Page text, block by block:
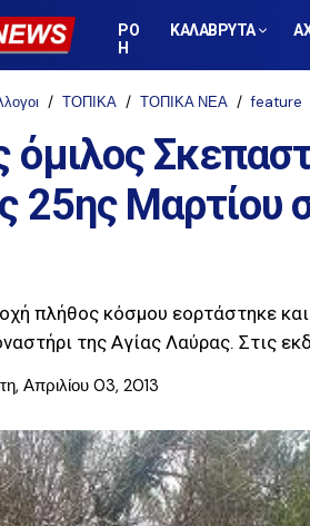
ΡΟ
Η
ΚΑΛΑΒΡΥΤΑ
ΤΟΠΙΚΑ ΤΟΠΙΚΑ ΝΕΑ feature
όμιλος
25ης Μαρτίου
πλήθος κόσμου εορτάστηκε
της Αγίας Λαύρας. Στις
Απριλίου 03, 2013